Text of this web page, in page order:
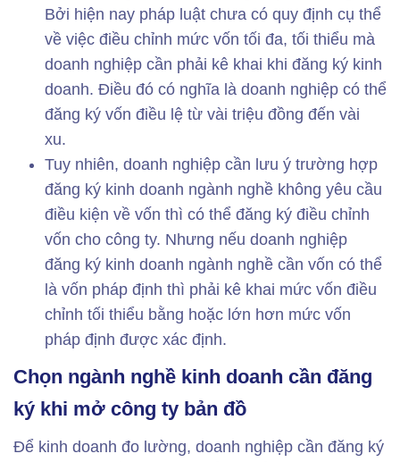
Bởi hiện nay pháp luật chưa có quy định cụ thể
về việc điều chỉnh mức vốn tối đa, tối thiểu mà
doanh nghiệp cần phải kê khai khi đăng ký kinh
doanh. Điều đó có nghĩa là doanh nghiệp có thể
đăng ký vốn điều lệ từ vài triệu đồng đến vài
xu.
Tuy nhiên, doanh nghiệp cần lưu ý trường hợp
đăng ký kinh doanh ngành nghề không yêu cầu
điều kiện về vốn thì có thể đăng ký điều chỉnh
vốn cho công ty. Nhưng nếu doanh nghiệp
đăng ký kinh doanh ngành nghề cần vốn có thể
là vốn pháp định thì phải kê khai mức vốn điều
chỉnh tối thiểu bằng hoặc lớn hơn mức vốn
pháp định được xác định.
Chọn ngành nghề kinh doanh cần đăng
ký khi mở công ty bản đồ
Để kinh doanh đo lường, doanh nghiệp cần đăng ký